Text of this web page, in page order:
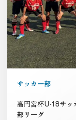
サッカー部
高円宮杯U-18サ
部リーグ